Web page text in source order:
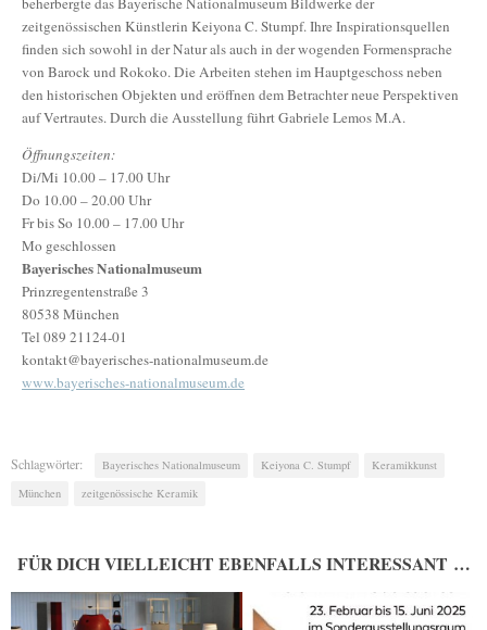
zeitgenössischen Künstlerin Keiyona C. Stumpf. Ihre Inspirationsquellen
finden sich sowohl in der Natur als auch in der wogenden Formensprache
von Barock und Rokoko. Die Arbeiten stehen im Hauptgeschoss neben
den historischen Objekten und eröffnen dem Betrachter neue Perspektiven
auf Vertrautes. Durch die Ausstellung führt Gabriele Lemos M.A.
Öffnungszeiten:
Di/Mi 10.00 – 17.00 Uhr
Do 10.00 – 20.00 Uhr
Fr bis So 10.00 – 17.00 Uhr
Mo geschlossen
Bayerisches Nationalmuseum
Prinzregentenstraße 3
80538 München
Tel 089 21124-01
kontakt@bayerisches-nationalmuseum.de
www.bayerisches-nationalmuseum.de
Schlagwörter: Bayerisches Nationalmuseum Keiyona C. Stumpf
Keramikkunst
München
zeitgenössische Keramik
FÜR DICH VIELLEICHT EBENFALLS INTERESSANT …